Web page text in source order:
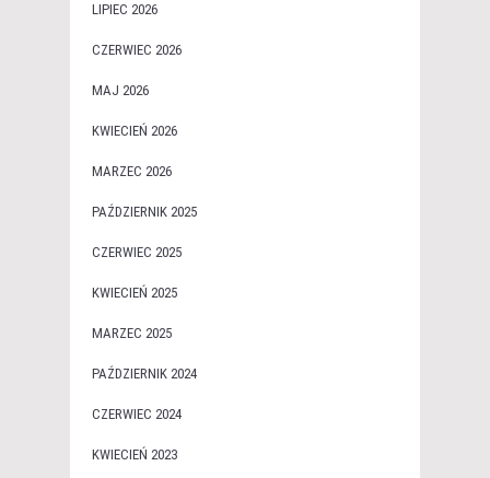
LIPIEC 2026
CZERWIEC 2026
MAJ 2026
KWIECIEŃ 2026
MARZEC 2026
PAŹDZIERNIK 2025
CZERWIEC 2025
KWIECIEŃ 2025
MARZEC 2025
PAŹDZIERNIK 2024
CZERWIEC 2024
KWIECIEŃ 2023